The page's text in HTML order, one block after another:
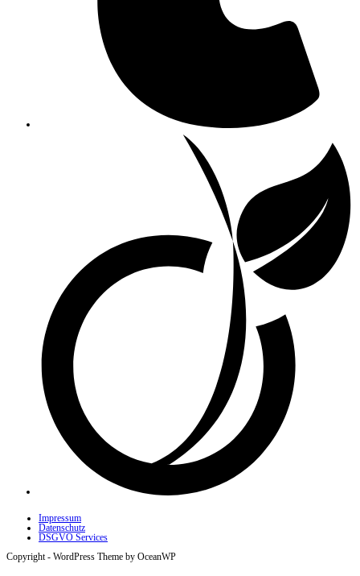
Impressum
Datenschutz
DSGVO Services
Copyright - WordPress Theme by OceanWP